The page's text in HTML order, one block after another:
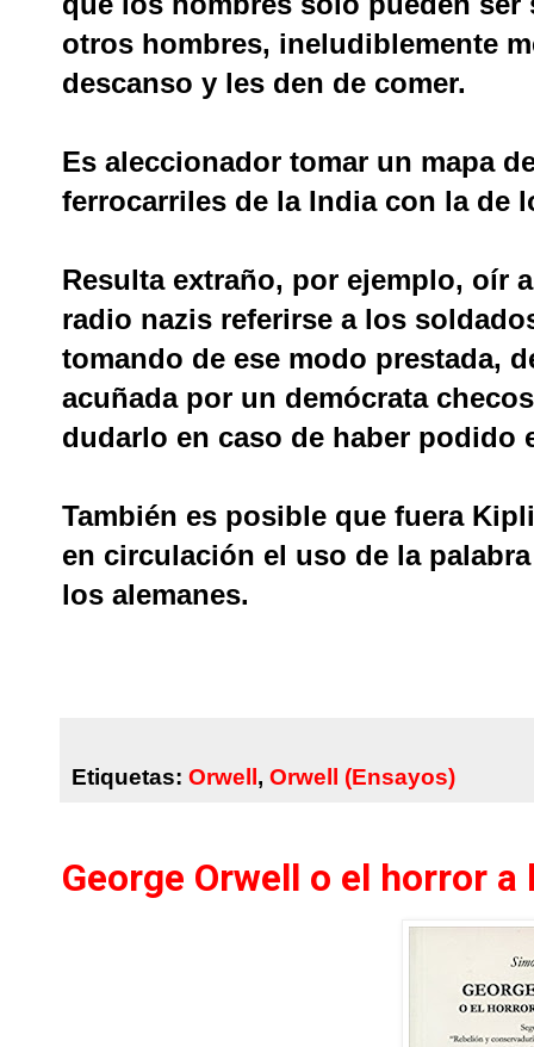
otros hombres, ineludiblemente
descanso y les den de comer.
Es aleccionador tomar un mapa
ferrocarriles de la India con la de
Resulta extraño, por ejemplo, oír
radio nazis referirse a los
tomando de ese modo prestada,
acuñada por un demócrata
dudarlo en caso de haber podido
También es posible que fuera
en circulación el uso de la
los alemanes.
Etiquetas: Orwell, Orwell (Ensayos)
George Orwell o el horror